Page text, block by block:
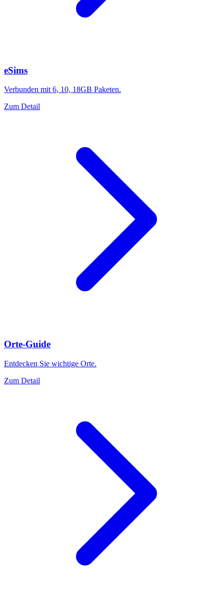
eSims
Verbunden mit 6, 10, 18GB Paketen.
Zum Detail
Orte-Guide
Entdecken Sie wichtige Orte.
Zum Detail